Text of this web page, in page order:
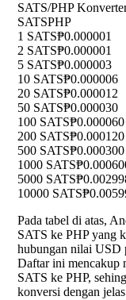
SATS/PHP
SATSPHP
1 SATS₱0.000001
2 SATS₱0.000001
5 SATS₱0.000003
10 SATS₱0.000006
20 SATS₱0.000012
50 SATS₱0.000030
100 SATS₱0.000060
200 SATS₱0.000120
500 SATS₱0.000300
1000 SATS
5000 SATS
10000 SATS
Pada tabel di atas,
SATS ke PHP yang
hubungan nilai USD
Daftar ini mencakup
SATS ke PHP,
konversi dengan